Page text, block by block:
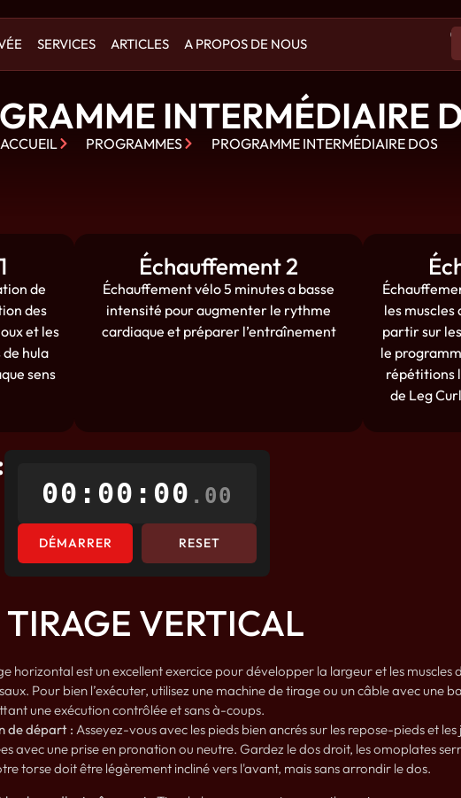
SERVICES ARTICLES A PROPOS DE NOUS
INTERMÉDIAIRE
ACCUEIL PROGRAMMES PROGRAMME INTERMÉDIAIRE DOS
de
des
et les
hula
sens
Échauffement 2
Échauffement vélo 5 minutes a basse
intensité pour augmenter le rythme
cardiaque et préparer l’entraînement
les muscles
partir sur
le
répétitions
de Leg
00:00:00 .00
DÉMARRER RESET
TIRAGE VERTICAL
horizontal est un excellent exercice pour développer la largeur et les
Pour bien l’exécuter, utilisez une machine de tirage ou un câble avec une
une exécution contrôlée et sans à-coups.
de départ : Asseyez-vous avec les pieds bien ancrés sur les repose-pieds et
avec une prise en pronation ou neutre. Gardez le dos droit, les omoplates
torse doit être légèrement incliné vers l'avant, mais sans arrondir le dos.